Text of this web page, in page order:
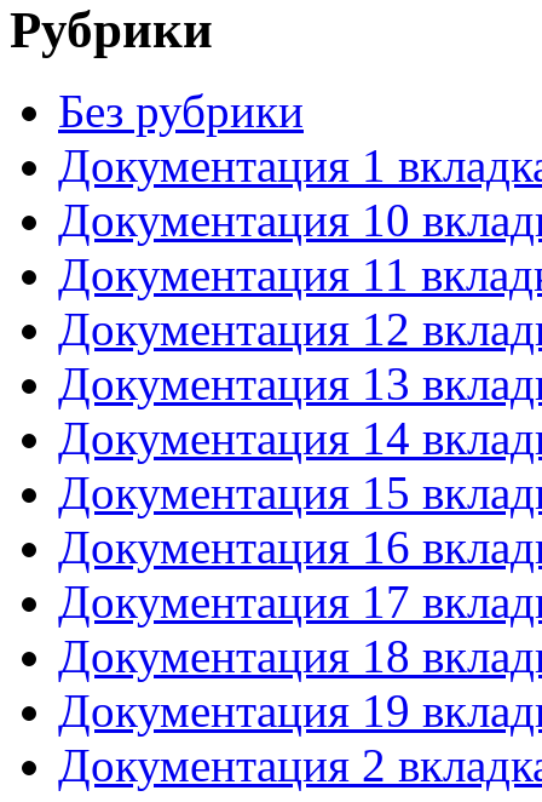
Рубрики
Без рубрики
Документация 1
Документация 10
Документация 11
Документация 12
Документация 13
Документация 14
Документация 15
Документация 16
Документация 17
Документация 18
Документация 19
Документация 2